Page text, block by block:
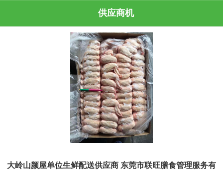
供应商机
大岭山颜屋单位生鲜配送供应商 东莞市联旺膳食管理服务有